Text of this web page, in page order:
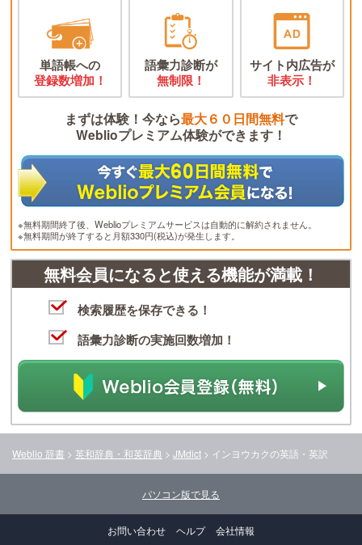
単語帳への
登録数増加！
語彙力診断が
無制限！
サイト内広告が
非表示！
まずは体験！今なら最大６０日間無料で
Weblioプレミアム体験ができます！
※無料期間終了後、Weblioプレミアムサービスは自動的に解約されません。
※無料期間が終了すると月額330円(税込)が発生します。
無料会員になると使える機能が満載！
検索履歴を保存できる！
語彙力診断の実施回数増加！
Weblio 辞書 > 英和辞典・和英辞典 > JMdict > インヨウカクの英語・英訳
パソコン版で見る
お問い合わせ ヘルプ 会社情報